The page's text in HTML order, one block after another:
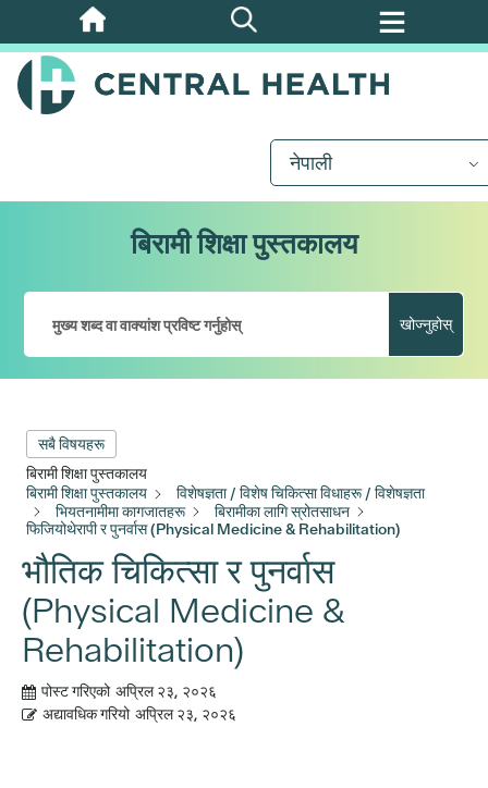
मुख्य
सामग्रीमा
जानुहोस्
नेपाली
बिरामी शिक्षा पुस्तकालय
खोज्नुहोस्
सबै विषयहरू
बिरामी शिक्षा पुस्तकालय
बिरामी शिक्षा पुस्तकालय
विशेषज्ञता / विशेष चिकित्सा विधाहरू / विशेषज्ञता
भियतनामीमा कागजातहरू
बिरामीका लागि स्रोतसाधन
फिजियोथेरापी र पुनर्वास (Physical Medicine & Rehabilitation)
भौतिक चिकित्सा र पुनर्वास
(Physical Medicine &
Rehabilitation)
पोस्ट गरिएको अप्रिल २३, २०२६
अद्यावधिक गरियो अप्रिल २३, २०२६